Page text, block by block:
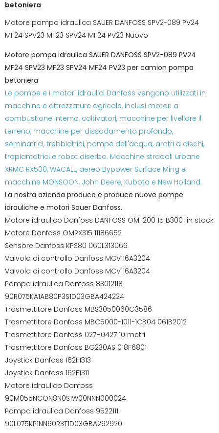
betoniera
Motore pompa idraulica SAUER DANFOSS SPV2-089 PV24
MF24 SPV23 MF23 SPV24 MF24 PV23 Nuovo
Motore pompa idraulica SAUER DANFOSS SPV2-089 PV24
MF24 SPV23 MF23 SPV24 MF24 PV23 per camion pompa
betoniera
Le pompe e i motori idraulici Danfoss vengono utilizzati in
macchine e attrezzature agricole, inclusi motori a
combustione interna, coltivatori, macchine per livellare il
terreno, macchine per dissodamento profondo,
seminatrici, trebbiatrici, pompe dell'acqua, aratri a dischi,
trapiantatrici e robot diserbo. Macchine stradali urbane
XRMC RX500, WACALL, aereo Bypower Surface Ming e
macchine MONSOON, John Deere, Kubota e New Holland.
La nostra azienda produce e produce nuove pompe
idrauliche e motori Sauer Danfoss.
Motore idraulico Danfoss DANFOSS OMT200 151B3001 in stock
Motore Danfoss OMRX315 11186652
Sensore Danfoss KPS80 060L313066
Valvola di controllo Danfoss MCV116A3204
Valvola di controllo Danfoss MCV116A3204
Pompa idraulica Danfoss 83012118
90R075KA1AB80P3S1D03GBA424224
Trasmettitore Danfoss MBS3050060G3586
Trasmettitore Danfoss MBC5000-1011-1CB04 061B2012
Trasmettitore Danfoss 027H0427 10 metri
Trasmettitore Danfoss BG230AS 018F6801
Joystick Danfoss 162F1313
Joystick Danfoss 162F1311
Motore idraulico Danfoss
90M055NCON8N0S1W00NNN000024
Pompa idraulica Danfoss 9522111
90L075KP1NN60R3T1D03GBA292920